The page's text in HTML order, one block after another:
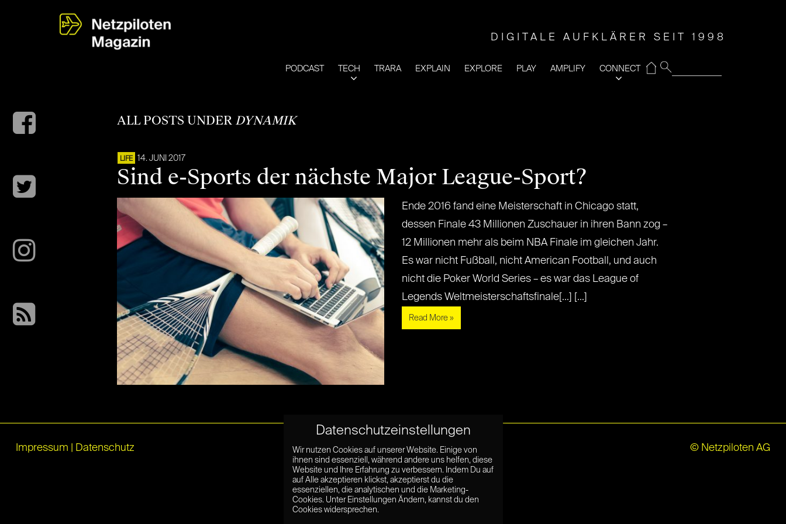
DIGITALE AUFKLÄRER SEIT 1998
PODCAST TECH TRARA EXPLAIN EXPLORE PLAY AMPLIFY CONNECT
⌂
ALL POSTS UNDER DYNAMIK
LIFE 14. JUNI 2017
Sind e-Sports der nächste Major League-Sport?
Ende 2016 fand eine Meisterschaft in Chicago statt,
dessen Finale 43 Millionen Zuschauer in ihren Bann zog –
12 Millionen mehr als beim NBA Finale im gleichen Jahr.
Es war nicht Fußball, nicht American Football, und auch
nicht die Poker World Series – es war das League of
Legends Weltmeisterschaftsfinale[...] [...]
Read More »
Impressum Datenschutz © Netzpiloten AG
Datenschutzeinstellungen
Wir nutzen Cookies auf unserer Website. Einige von
ihnen sind essenziell, während andere uns helfen, diese
Website und Ihre Erfahrung zu verbessern. Indem Du auf
auf Alle akzeptieren klickst, akzeptierst du die
essenziellen, die analytischen und die Marketing-
Cookies. Unter Einstellungen Ändern, kannst du den
Cookies widersprechen.